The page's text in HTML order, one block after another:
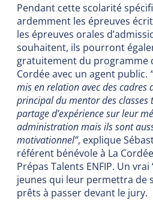
Pendant cette scolarité
ardemment les épreuves
les épreuves orales
souhaitent, ils pourront
gratuitement du programme
Cordée avec un agent public.
mis en relation avec des cadres
principal du mentor des classes
partage d’expérience sur leur
administration mais ils sont
motivationnel”, explique
référent bénévole à La
Prépas Talents ENFIP. Un vrai
jeunes qui leur permettra de
prêts à passer devant le jury.